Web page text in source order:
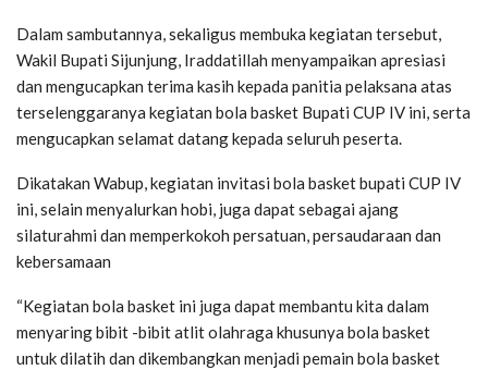
Dalam sambutannya, sekaligus membuka kegiatan tersebut,
Wakil Bupati Sijunjung, Iraddatillah menyampaikan apresiasi
dan mengucapkan terima kasih kepada panitia pelaksana atas
terselenggaranya kegiatan bola basket Bupati CUP IV ini, serta
mengucapkan selamat datang kepada seluruh peserta.
Dikatakan Wabup, kegiatan invitasi bola basket bupati CUP IV
ini, selain menyalurkan hobi, juga dapat sebagai ajang
silaturahmi dan memperkokoh persatuan, persaudaraan dan
kebersamaan
“Kegiatan bola basket ini juga dapat membantu kita dalam
menyaring bibit -bibit atlit olahraga khusunya bola basket
untuk dilatih dan dikembangkan menjadi pemain bola basket